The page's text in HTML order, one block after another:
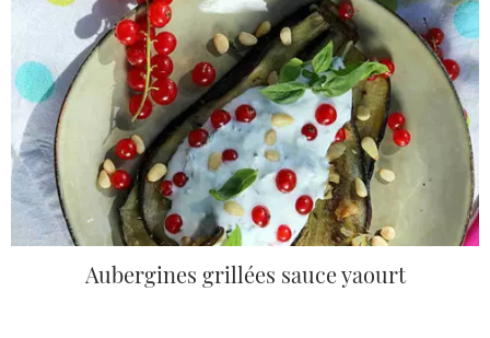
Aubergines grillées sauce yaourt